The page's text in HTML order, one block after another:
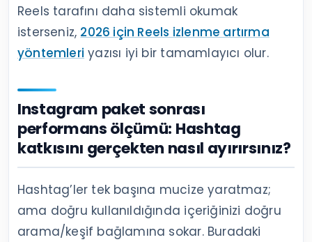
Reels tarafını daha sistemli okumak
isterseniz, 2026 için Reels izlenme artırma
yöntemleri yazısı iyi bir tamamlayıcı olur.
Instagram paket sonrası
performans ölçümü: Hashtag
katkısını gerçekten nasıl ayırırsınız?
Hashtag’ler tek başına mucize yaratmaz;
ama doğru kullanıldığında içeriğinizi doğru
arama/keşif bağlamına sokar. Buradaki